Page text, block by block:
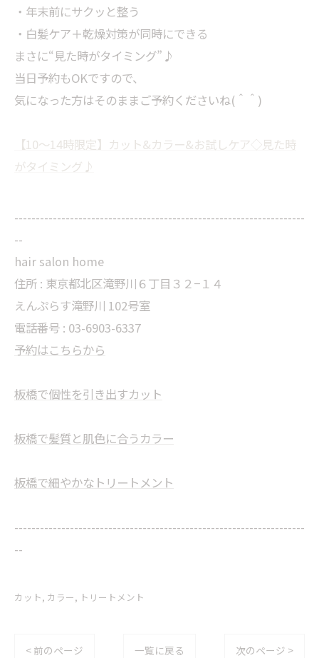
・年末前にサクッと整う
・白髪ケア＋乾燥対策が同時にできる
まさに“見た時がタイミング”♪
当日予約もOKですので、
気になった方はそのままご予約くださいね(＾＾)
【10～14時限定】カット&カラー&お試しケア◇見た時
がタイミング♪
--------------------------------------------------------------------
--
hair salon home
住所 : 東京都北区滝野川６丁目３２−１４
えんぷらす滝野川 102号室
電話番号 : 03-6903-6337
予約はこちらから
板橋で個性を引き出すカット
板橋で髪質と肌色に合うカラー
板橋で細やかなトリートメント
--------------------------------------------------------------------
--
カット カラー トリートメント
< 前のページ 一覧に戻る 次のページ >